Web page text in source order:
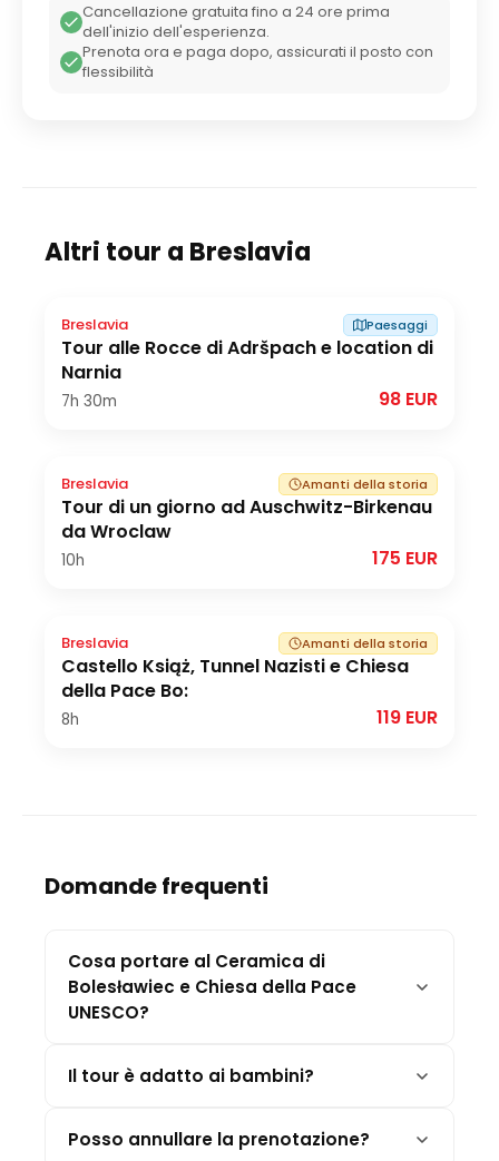
Cancellazione gratuita fino a 24 ore prima
dell'inizio dell'esperienza.
Prenota ora e paga dopo, assicurati il posto con
flessibilità
Altri tour a Breslavia
Breslavia Paesaggi
Tour alle Rocce di Adršpach e location di
Narnia
7h 30m 98 EUR
Breslavia Amanti della storia
Tour di un giorno ad Auschwitz-Birkenau
da Wroclaw
10h 175 EUR
Breslavia Amanti della storia
Castello Książ, Tunnel Nazisti e Chiesa
della Pace Bo:
8h 119 EUR
Domande frequenti
Cosa portare al Ceramica di
Bolesławiec e Chiesa della Pace
UNESCO?
Il tour è adatto ai bambini?
Posso annullare la prenotazione?